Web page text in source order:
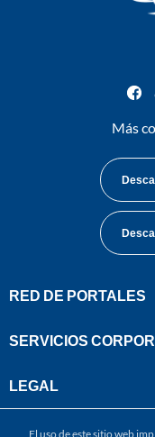
Más
RED DE PORTALES
SERVICIOS
LEGAL
El uso de este sitio web